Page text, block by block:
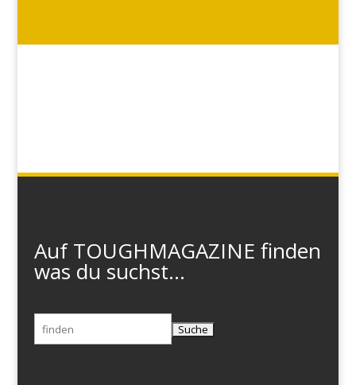
Auf TOUGHMAGAZINE finden
was du suchst...
Suchen
nach: